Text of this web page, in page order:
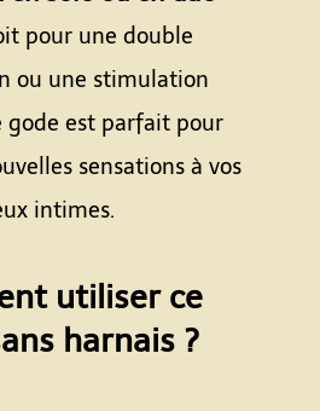
pour une double
ou une stimulation
gode est parfait pour
sensations à vos
intimes.
utiliser ce
harnais ?